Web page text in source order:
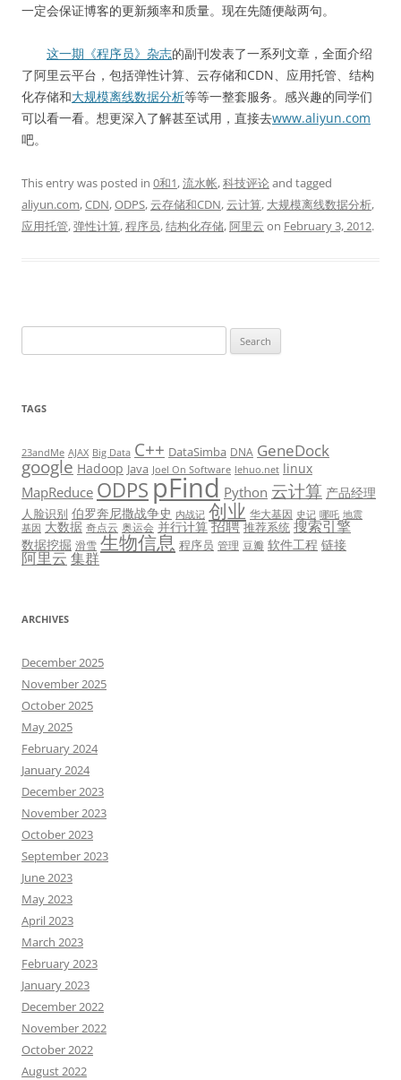
一定会保证博客的更新频率和质量。现在先随便敲两句。
这一期《程序员》杂志的副刊发表了一系列文章，全面介绍
了阿里云平台，包括弹性计算、云存储和CDN、应用托管、结构
化存储和大规模离线数据分析等等一整套服务。感兴趣的同学们
可以看一看。想更深入了解甚至试用，直接去www.aliyun.com
吧。
This entry was posted in 0和1,流水帐,科技评论and tagged
aliyun.com,CDN,ODPS,云存储和CDN,云计算, 大规模离线数据分析,
应用托管,弹性计算,程序员,结构化存储,阿里云 on February 3, 2012.
for:
TAGS
23andMe AJAX Big Data C++ DataSimba DNA GeneDock
google Hadoop Java Joel On Software lehuo.net linux
MapReduce ODPS pFind Python 云计算 产品经理
人脸识别 伯罗奔尼撒战争史 内战记 创业 华大基因 史记 哪吒 地震
基因 大数据 奇点云 奥运会 并行计算 招聘 推荐系统 搜索引擎
数据挖掘 滑雪 生物信息 程序员 管理 豆瓣 软件工程 链接
阿里云集群
ARCHIVES
December 2025
November 2025
October 2025
May 2025
February 2024
January 2024
December 2023
November 2023
October 2023
September 2023
June 2023
May 2023
April 2023
March 2023
February 2023
January 2023
December 2022
November 2022
October 2022
August 2022